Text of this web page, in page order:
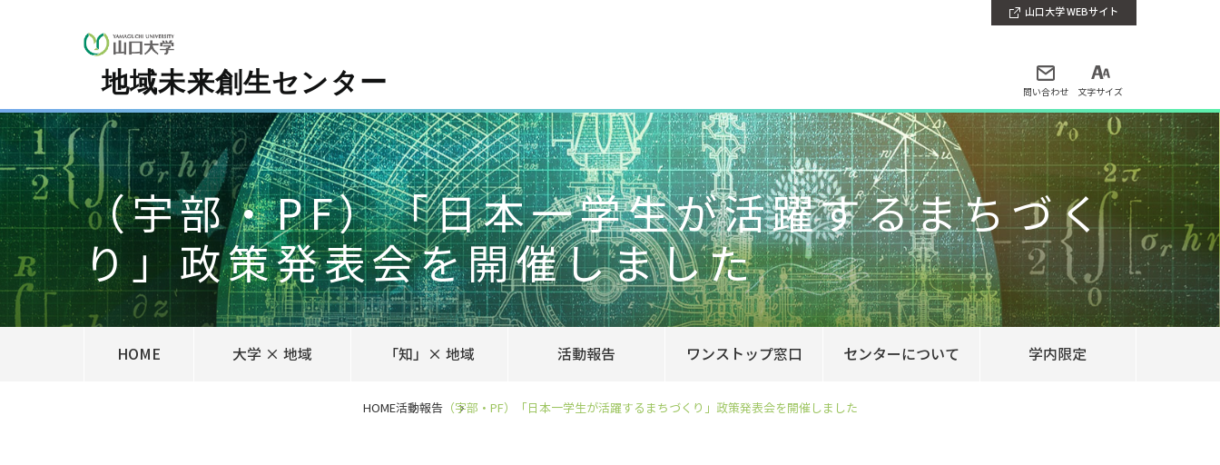
地域未来創生センター 文字サイズ
問い合わせ
山口大学 WEBサイト
（宇部・PF）「日本一学生が活躍するまちづく
り」政策発表会を開催しました
HOME 大学 × 地域 「知」× 地域 活動報告 ワンストップ窓口 センターについて 学内限定
HOME活動報告（宇部・PF）「日本一学生が活躍するまちづくり」政策発表会を開催しました